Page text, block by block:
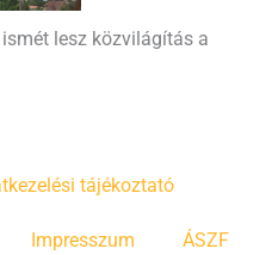
lesz közvilágítás a
tájékoztató
Impresszum ÁSZF